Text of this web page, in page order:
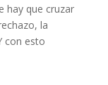
hay que cruzar
la
con esto